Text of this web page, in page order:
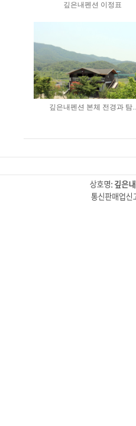
깊은내펜션 이정표
깊은내펜션 본체 전경과 탐..